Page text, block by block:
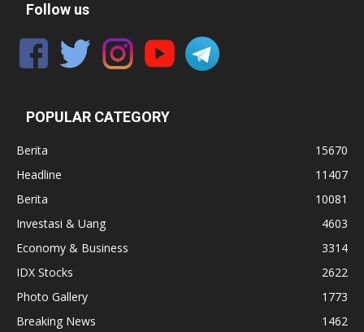
Follow us
POPULAR CATEGORY
Berita
15670
Headline
11407
Berita
10081
Investasi & Uang
4603
Economy & Business
3314
IDX Stocks
2622
Photo Gallery
1773
Breaking News
1462